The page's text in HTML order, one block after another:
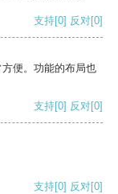
支持[0] 反对[0]
便。功能的布局也
支持[0] 反对[0]
支持[0] 反对[0]